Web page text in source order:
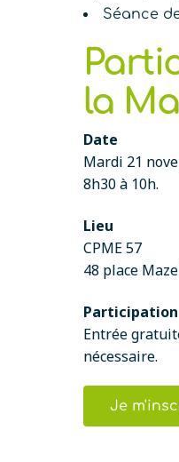
Séance
la
Date
Mardi 21
8h30 à 10h.
Lieu
CPME 57
48 place
Participation
Entrée
nécessaire.
Je